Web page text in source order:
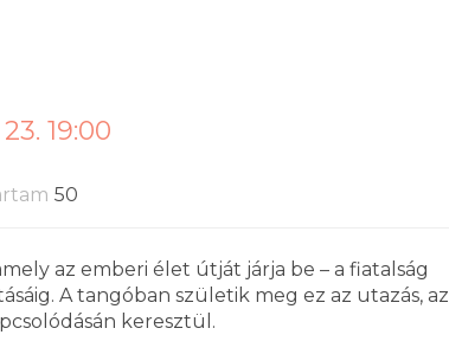
19:00
50
az emberi élet útját járja be – a fiatalság
A tangóban születik meg ez az utazás, az
keresztül.